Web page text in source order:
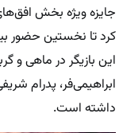
کرد تا نخستین حضور
این بازیگر در ماهی و
ابراهیمی‌فر، پدرام
داشته است.